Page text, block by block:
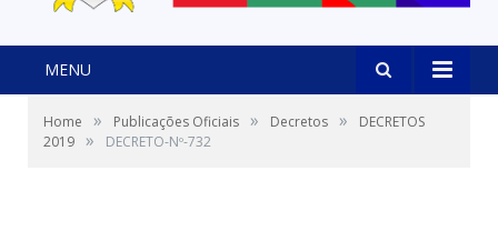
MENU
Home » Publicações Oficiais » Decretos »
DECRETOS
2019 » DECRETO-Nº-732